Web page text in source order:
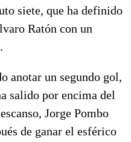
siete, que ha definido
Ratón con un
anotar un segundo gol,
salido por encima del
Jorge Pombo
de ganar el esférico